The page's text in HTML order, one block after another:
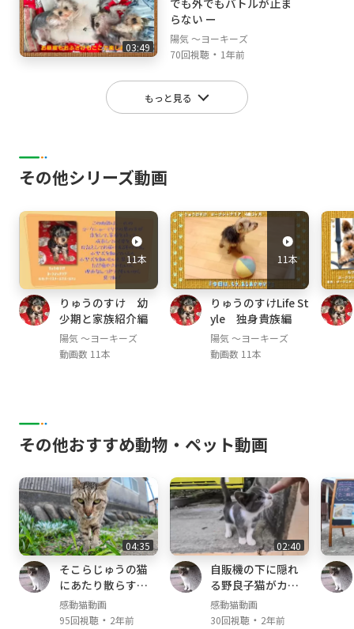
03:49
らない ー
陽気 ～ヨーキーズ
70回視聴 ・ 1年前
もっと見る
その他シリーズ動画
11本
りゅうのすけ 幼
少期と家族紹介編
陽気 ～ヨーキーズ
動画数 11本
11本
りゅうのすけLife St
yle 独身貴族編
陽気 ～ヨーキーズ
動画数 11本
その他おすすめ動物・ペット動画
04:35
そこらじゅうの猫
にあたり散らすヤ
クザ猫
感動猫動画
95回視聴・ 2年前
02:40
自販機の下に隠れ
る野良子猫がカワ
イイ
感動猫動画
30回視聴・ 2年前